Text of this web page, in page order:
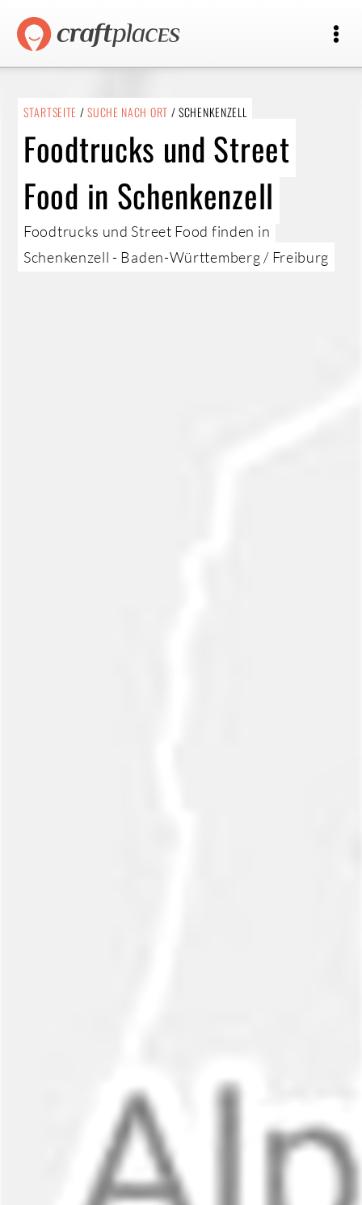
STARTSEITE /SUCHE NACH ORT / SCHENKENZELL
Foodtrucks und Street
Food in Schenkenzell
Foodtrucks und Street Food finden in
Schenkenzell - Baden-Württemberg / Freiburg